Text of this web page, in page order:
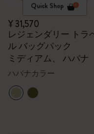
Quick Shop
¥ 31,570
レジェンダリー トラ
ル バッグパック
ミディアム、 ハバナ
ハバナカラー